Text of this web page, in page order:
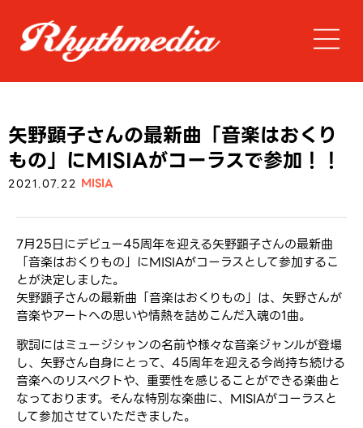
矢野顕子さんの最新曲「音楽はおくり
もの」にMISIAがコーラスで参加！！
2021.07.22 MISIA
7月25日にデビュー45周年を迎える矢野顕子さんの最新曲
「音楽はおくりもの」にMISIAがコーラスとして参加するこ
とが決定しました。
矢野顕子さんの最新曲「音楽はおくりもの」は、矢野さんが
音楽やアートへの思いや情熱を詰めこんだ入魂の1曲。
歌詞にはミュージシャンの名前や様々な音楽ジャンルが登場
し、矢野さん自身にとって、45周年を迎える今尚持ち続ける
音楽へのリスペクトや、重要性を感じることができる楽曲と
なっております。そんな特別な楽曲に、MISIAがコーラスと
して参加させていただきました。